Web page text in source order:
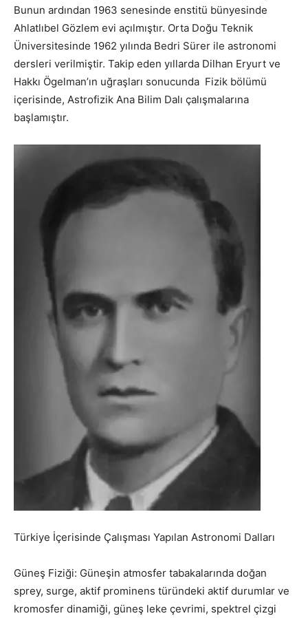
Bunun ardından 1963 senesinde enstitü bünyesinde
Ahlatlıbel Gözlem evi açılmıştır. Orta Doğu Teknik
Üniversitesinde 1962 yılında Bedri Sürer ile astronomi
dersleri verilmiştir. Takip eden yıllarda Dilhan Eryurt ve
Hakkı Ögelman’ın uğraşları sonucunda Fizik bölümü
içerisinde, Astrofizik Ana Bilim Dalı çalışmalarına
başlamıştır.
Türkiye İçerisinde Çalışması Yapılan Astronomi Dalları
Güneş Fiziği: Güneşin atmosfer tabakalarında doğan
sprey, surge, aktif prominens türündeki aktif durumlar ve
kromosfer dinamiği, güneş leke çevrimi, spektrel çizgi